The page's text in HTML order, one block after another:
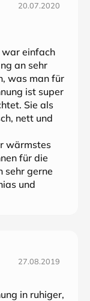
20.07.2020
war einfach
an sehr
was man für
ist super
Sie als
nett und
wärmstes
für die
sehr gerne
und
27.08.2019
in ruhiger,